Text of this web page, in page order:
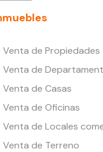
Venta de Propiedades
Venta de
Venta de Casas
Venta de Oficinas
Venta de Locales
Venta de Terreno